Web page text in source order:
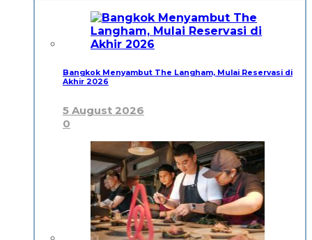
Bangkok Menyambut The Langham, Mulai Reservasi di
Akhir 2026
5 August 2026
0